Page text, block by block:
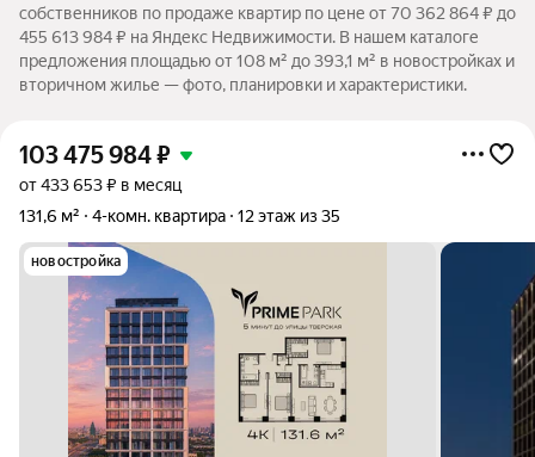
собственников по продаже квартир по цене от 70 362 864 ₽ до
455 613 984 ₽ на Яндекс Недвижимости. В нашем каталоге
предложения площадью от 108 м² до 393,1 м² в новостройках и
вторичном жилье — фото, планировки и характеристики.
103 475 984₽
от 433 653 ₽ в месяц
131,6 м²
4-комн. квартира 12 этаж из 35
новостройка